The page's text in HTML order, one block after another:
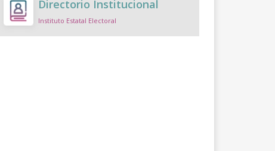
Directorio Institucional
Instituto Estatal Electoral